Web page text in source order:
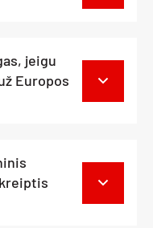
jeigu
Europos